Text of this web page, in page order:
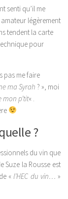
senti qu’il me
légèrement
tendent la carte
pour
pas me faire
ma Syrah ? », moi
mon p’tit« .
?
du vin que
Suze la Rousse est
« l’HEC du vin… »